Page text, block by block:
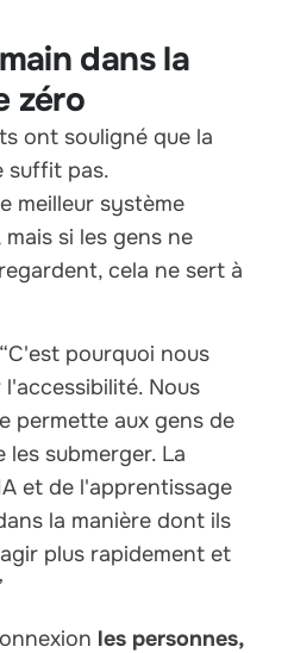
dans la
zéro
ont souligné que la
suffit pas.
meilleur système
si les gens ne
cela ne sert à
pourquoi nous
Nous
permette aux gens de
submerger. La
et de l'apprentissage
la manière dont ils
plus rapidement et
les personnes,